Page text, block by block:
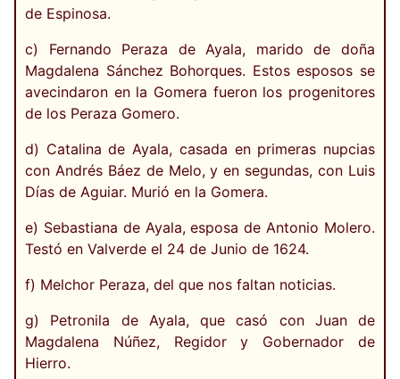
de Espinosa.
c) Fernando Peraza de Ayala, marido de doña
Magdalena Sánchez Bohorques. Estos esposos se
avecindaron en la Gomera fueron los progenitores
de los Peraza Gomero.
d) Catalina de Ayala, casada en primeras nupcias
con Andrés Báez de Melo, y en segundas, con Luis
Días de Aguiar. Murió en la Gomera.
e) Sebastiana de Ayala, esposa de Antonio Molero.
Testó en Valverde el 24 de Junio de 1624.
f) Melchor Peraza, del que nos faltan noticias.
g) Petronila de Ayala, que casó con Juan de
Magdalena Núñez, Regidor y Gobernador de
Hierro.